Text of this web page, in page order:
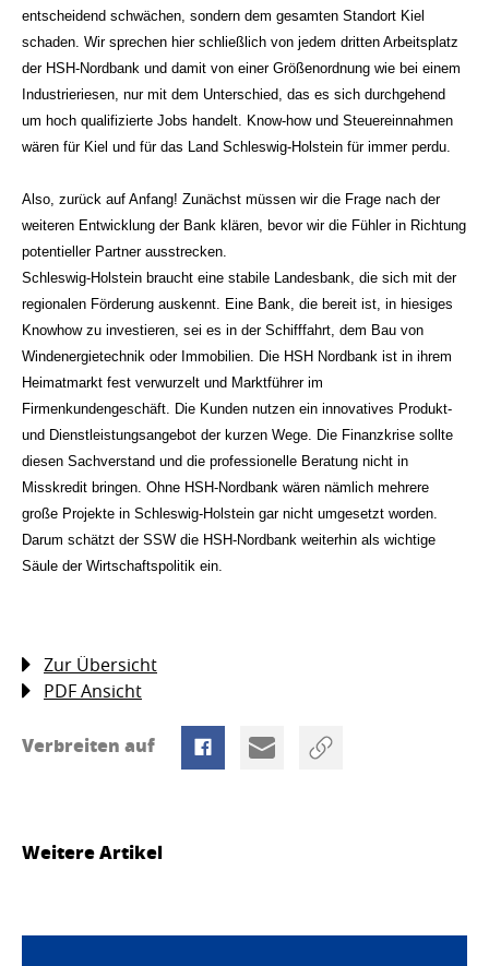
entscheidend schwächen, sondern dem gesamten Standort Kiel
schaden. Wir sprechen hier schließlich von jedem dritten Arbeitsplatz
der HSH-Nordbank und damit von einer Größenordnung wie bei einem
Industrieriesen, nur mit dem Unterschied, das es sich durchgehend
um hoch qualifizierte Jobs handelt. Know-how und Steuereinnahmen
wären für Kiel und für das Land Schleswig-Holstein für immer perdu.
Also, zurück auf Anfang! Zunächst müssen wir die Frage nach der
weiteren Entwicklung der Bank klären, bevor wir die Fühler in Richtung
potentieller Partner ausstrecken.
Schleswig-Holstein braucht eine stabile Landesbank, die sich mit der
regionalen Förderung auskennt. Eine Bank, die bereit ist, in hiesiges
Knowhow zu investieren, sei es in der Schifffahrt, dem Bau von
Windenergietechnik oder Immobilien. Die HSH Nordbank ist in ihrem
Heimatmarkt fest verwurzelt und Marktführer im
Firmenkundengeschäft. Die Kunden nutzen ein innovatives Produkt-
und Dienstleistungsangebot der kurzen Wege. Die Finanzkrise sollte
diesen Sachverstand und die professionelle Beratung nicht in
Misskredit bringen. Ohne HSH-Nordbank wären nämlich mehrere
große Projekte in Schleswig-Holstein gar nicht umgesetzt worden.
Darum schätzt der SSW die HSH-Nordbank weiterhin als wichtige
Säule der Wirtschaftspolitik ein.
Zur Übersicht
PDF Ansicht
Verbreiten auf
Weitere Artikel